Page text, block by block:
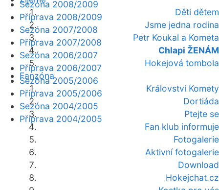
Děti dětem
Jsme jedna rodina
Petr Koukal a Kometa
Chlapi ŽENÁM
Hokejová tombola
Fanzóna
Království Komety
Dortiáda
Ptejte se
Fan klub informuje
Fotogalerie
Aktivní fotogalerie
Download
Hokejchat.cz
Sezóna 2008/2009
Příprava 2008/2009
Sezóna 2007/2008
Příprava 2007/2008
Sezóna 2006/2007
Příprava 2006/2007
Sezóna 2005/2006
Příprava 2005/2006
Sezóna 2004/2005
Příprava 2004/2005